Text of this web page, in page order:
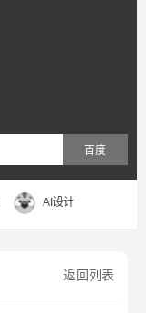
百度
AI设计
返回列表